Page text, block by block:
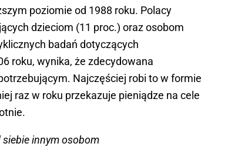
poziomie od 1988 roku. Polacy
dzieciom (11 proc.) oraz osobom
badań dotyczących
roku, wynika, że zdecydowana
Najczęściej robi to w formie
raz w roku przekazuje pieniądze na cele
innym osobom